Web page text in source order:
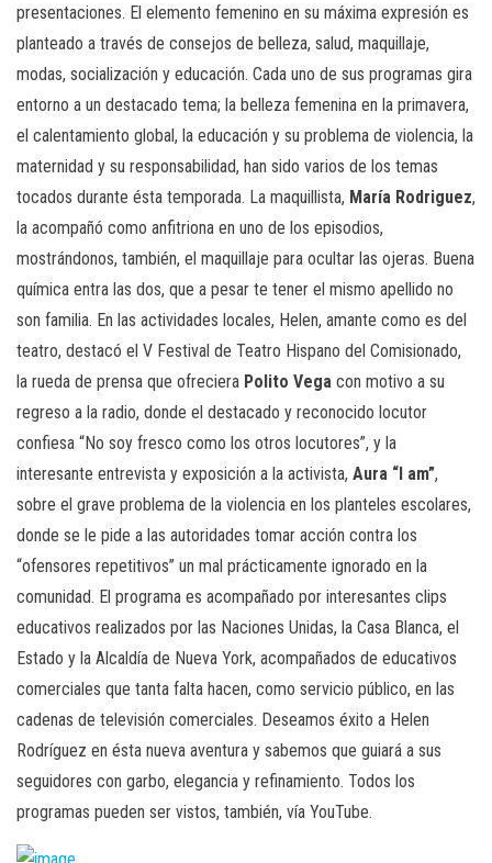
presentaciones. El elemento femenino en su máxima expresión es
planteado a través de consejos de belleza, salud, maquillaje,
modas, socialización y educación. Cada uno de sus programas gira
entorno a un destacado tema; la belleza femenina en la primavera,
el calentamiento global, la educación y su problema de violencia, la
maternidad y su responsabilidad, han sido varios de los temas
tocados durante ésta temporada. La maquillista, María Rodriguez,
la acompañó como anfitriona en uno de los episodios,
mostrándonos, también, el maquillaje para ocultar las ojeras. Buena
química entra las dos, que a pesar te tener el mismo apellido no
son familia. En las actividades locales, Helen, amante como es del
teatro, destacó el V Festival de Teatro Hispano del Comisionado,
la rueda de prensa que ofreciera Polito Vega con motivo a su
regreso a la radio, donde el destacado y reconocido locutor
confiesa “No soy fresco como los otros locutores”, y la
interesante entrevista y exposición a la activista, Aura “I am”,
sobre el grave problema de la violencia en los planteles escolares,
donde se le pide a las autoridades tomar acción contra los
“ofensores repetitivos” un mal prácticamente ignorado en la
comunidad. El programa es acompañado por interesantes clips
educativos realizados por las Naciones Unidas, la Casa Blanca, el
Estado y la Alcaldía de Nueva York, acompañados de educativos
comerciales que tanta falta hacen, como servicio público, en las
cadenas de televisión comerciales. Deseamos éxito a Helen
Rodríguez en ésta nueva aventura y sabemos que guiará a sus
seguidores con garbo, elegancia y refinamiento. Todos los
programas pueden ser vistos, también, vía YouTube.